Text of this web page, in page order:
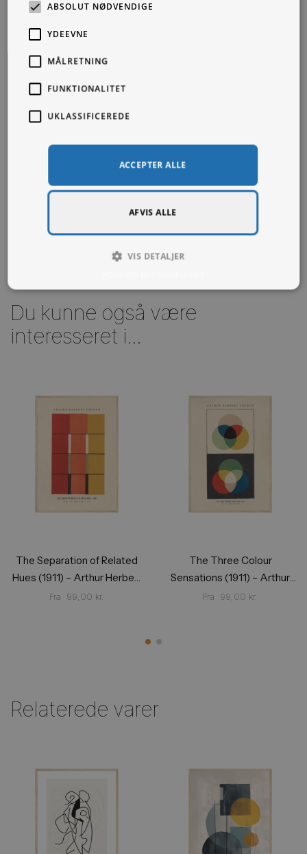
Du kunne også være
interesseret i...
The Separation of Related
Hues (1911) – Arthur Herbert
Church
Fra 99,00 kr.
The Three Colour
Sensations (1911) – Arthur
Herbert Church
Fra 99,00 kr.
Relaterede varer
ABSOLUT NØDVENDIGE
YDEEVNE
MÅLRETNING
FUNKTIONALITET
UKLASSIFICEREDE
ACCEPTER ALLE
AFVIS ALLE
VIS DETALJER